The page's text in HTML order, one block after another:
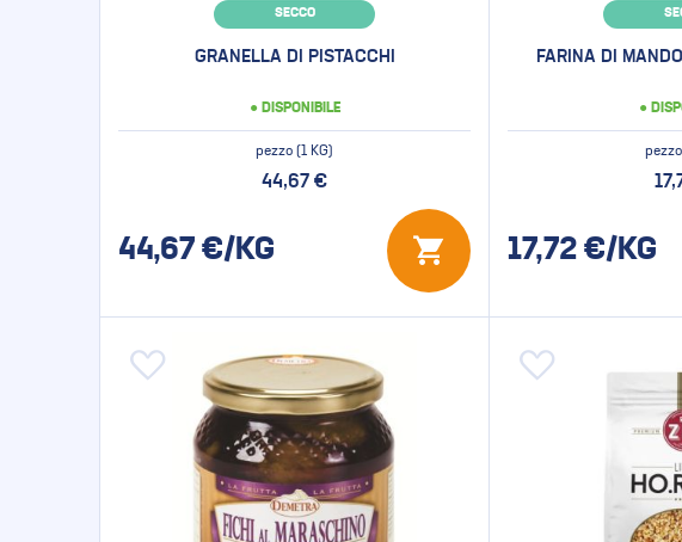
SECCO
GRANELLA DI PISTACCHI
● DISPONIBILE
pezzo (1 KG)
44,67 €
44,67 €/KG
FARINA DI
●
pezzo
17,72 €/KG
Aggiungi alla lista desideri